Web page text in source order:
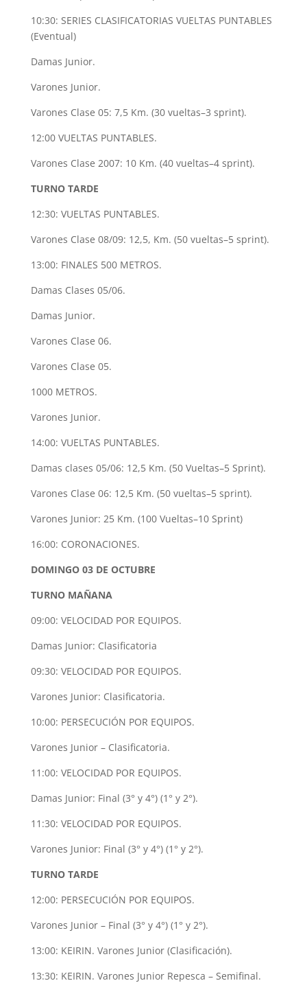
10:30: SERIES CLASIFICATORIAS VUELTAS PUNTABLES
(Eventual)
Damas Junior.
Varones Junior.
Varones Clase 05: 7,5 Km. (30 vueltas–3 sprint).
12:00 VUELTAS PUNTABLES.
Varones Clase 2007: 10 Km. (40 vueltas–4 sprint).
TURNO TARDE
12:30: VUELTAS PUNTABLES.
Varones Clase 08/09: 12,5, Km. (50 vueltas–5 sprint).
13:00: FINALES 500 METROS.
Damas Clases 05/06.
Damas Junior.
Varones Clase 06.
Varones Clase 05.
1000 METROS.
Varones Junior.
14:00: VUELTAS PUNTABLES.
Damas clases 05/06: 12,5 Km. (50 Vueltas–5 Sprint).
Varones Clase 06: 12,5 Km. (50 vueltas–5 sprint).
Varones Junior: 25 Km. (100 Vueltas–10 Sprint)
16:00: CORONACIONES.
DOMINGO 03 DE OCTUBRE
TURNO MAÑANA
09:00: VELOCIDAD POR EQUIPOS.
Damas Junior: Clasificatoria
09:30: VELOCIDAD POR EQUIPOS.
Varones Junior: Clasificatoria.
10:00: PERSECUCIÓN POR EQUIPOS.
Varones Junior – Clasificatoria.
11:00: VELOCIDAD POR EQUIPOS.
Damas Junior: Final (3° y 4°) (1° y 2°).
11:30: VELOCIDAD POR EQUIPOS.
Varones Junior: Final (3° y 4°) (1° y 2°).
TURNO TARDE
12:00: PERSECUCIÓN POR EQUIPOS.
Varones Junior – Final (3° y 4°) (1° y 2°).
13:00: KEIRIN. Varones Junior (Clasificación).
13:30: KEIRIN. Varones Junior Repesca – Semifinal.